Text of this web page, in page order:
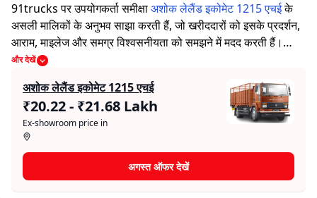
91trucks पर उपयोगकर्ता समीक्षाअशोक लेलैंड इकोमेट 1215 एचईके
असली मालिकों के अनुभव साझा करती हैं, जो खरीददारों को इसके प्रदर्शन,
आराम, माइलेज और समग्र विश्वसनीयता को समझने में मदद करती हैं।
91trucks खरीददारों और मालिकों को सूचित निर्णय लेने में सहायता करने
और कमजोरियों पर आधारित मूल्यांकन के साथ-साथ, इस प्लेटफ़ॉर्म पर एक
विशेष सेक्शन है जहाँ असली मालिक अशोक लेलैंड इकोमेट 1215 एचई के
साथ अपने अनुभव साझा करते हैं। ये सीधे अनुभव प्रदर्शन, आराम, माइलेज
और विश्वसनीयता के बारे में व्यावहारिक जानकारी देते हैं, जिससे भविष्य के
खरीदार यह तय कर सकते हैं कि क्याअशोक लेलैंड इकोमेट 1215 एचई
उनकी जरूरतों के लिए सही है।
और देखें
अशोक लेलैंड इकोमेट 1215 एचई
₹20.22 - ₹21.68 Lakh
Ex-showroom price in
अगस्त ऑफर देखें